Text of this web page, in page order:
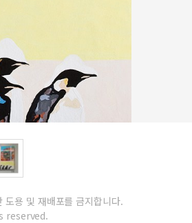
도용 및 재배포를 금지합니다.
reserved.